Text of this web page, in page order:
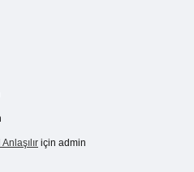
için admin